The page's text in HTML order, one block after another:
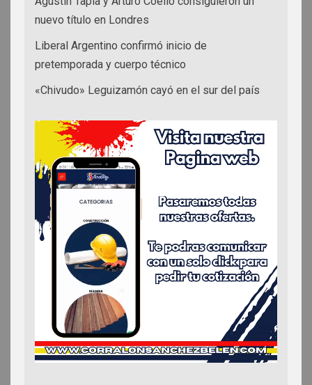
nuevo título en Londres
Liberal Argentino confirmó inicio de
pretemporada y cuerpo técnico
«Chivudo» Leguizamón cayó en el sur del país